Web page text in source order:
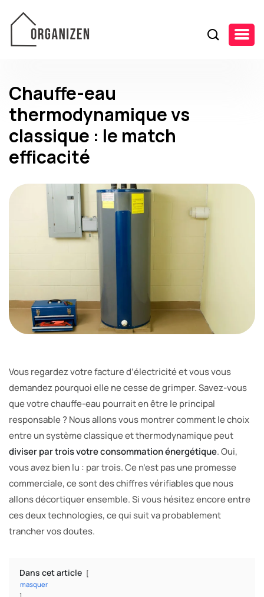
Chauffe-eau
thermodynamique vs
classique : le match
efficacité
Vous regardez votre facture d’électricité et vous vous
demandez pourquoi elle ne cesse de grimper. Savez-vous
que votre chauffe-eau pourrait en être le principal
responsable ? Nous allons vous montrer comment le choix
entre un système classique et thermodynamique peut
diviser par trois votre consommation énergétique. Oui,
vous avez bien lu : par trois. Ce n’est pas une promesse
commerciale, ce sont des chiffres vérifiables que nous
allons décortiquer ensemble. Si vous hésitez encore entre
ces deux technologies, ce qui suit va probablement
trancher vos doutes.
Dans cet article
masquer